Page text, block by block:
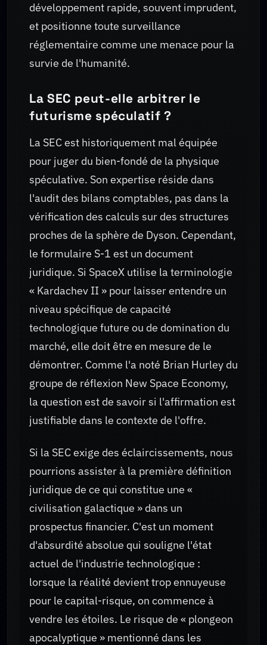
développement rapide, souvent imprudent,
et positionne toute surveillance
réglementaire comme une menace pour la
survie de l'humanité.
La SEC peut-elle arbitrer le
futurisme spéculatif ?
La SEC est historiquement mal équipée
pour juger du bien-fondé de la physique
spéculative. Son expertise réside dans
l'audit des bilans comptables, pas dans la
vérification des calculs sur des structures
proches de la sphère de Dyson. Cependant,
le formulaire S-1 est un document
juridique. Si SpaceX utilise la terminologie
« Kardachev II » pour laisser entendre un
niveau spécifique de capacité
technologique future ou de domination du
marché, elle doit être en mesure de le
démontrer. Comme l'a noté Brian Hurley du
groupe de réflexion New Space Economy,
la question est de savoir si l'affirmation est
justifiable dans le contexte de l'offre.
Si la SEC exige des éclaircissements, nous
pourrions assister à la première définition
juridique de ce qui constitue une «
civilisation galactique » dans un
prospectus financier. C'est un moment
d'absurdité absolue qui souligne l'état
actuel de l'industrie technologique :
lorsque la réalité devient trop ennuyeuse
pour le capital-risque, on commence à
vendre les étoiles. Le risque de « plongeon
apocalyptique » mentionné dans les